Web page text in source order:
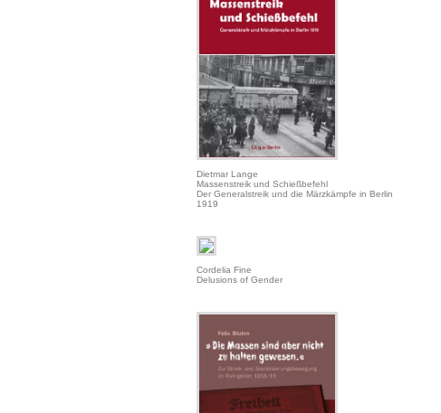
Dietmar Lange
Massenstreik und Schießbefehl
Der Generalstreik und die Märzkämpfe in Berlin
1919
Cordelia Fine
Delusions of Gender